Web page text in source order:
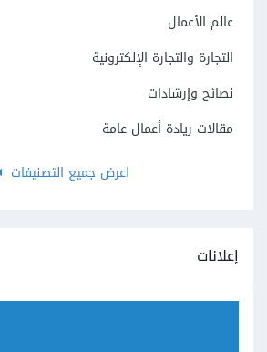
عالم الأعمال
التجارة والتجارة الإلكترونية
نصائح وإرشادات
مقالات ريادة أعمال عامة
اعرض جميع التصنيفات
إعلانات